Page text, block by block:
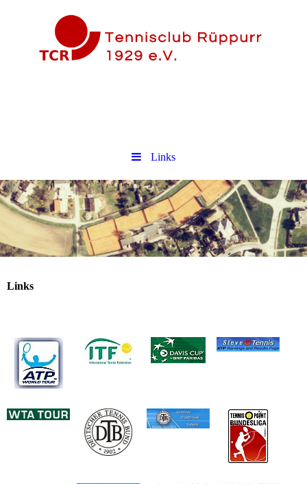
Links
Links